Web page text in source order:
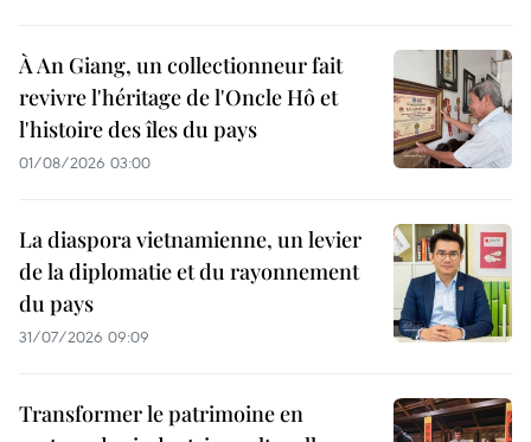
À An Giang, un collectionneur fait
revivre l'héritage de l'Oncle Hô et
l'histoire des îles du pays
01/08/2026 03:00
La diaspora vietnamienne, un levier
de la diplomatie et du rayonnement
du pays
31/07/2026 09:09
Transformer le patrimoine en